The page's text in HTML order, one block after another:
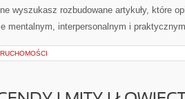
wyszukasz rozbudowane artykuły, które
mentalnym, interpersonalnym i